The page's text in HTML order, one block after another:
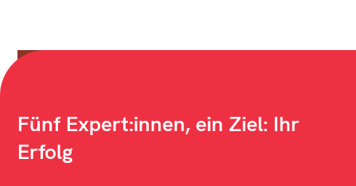
Fünf Expert:innen, ein Ziel: Ihr
Erfolg